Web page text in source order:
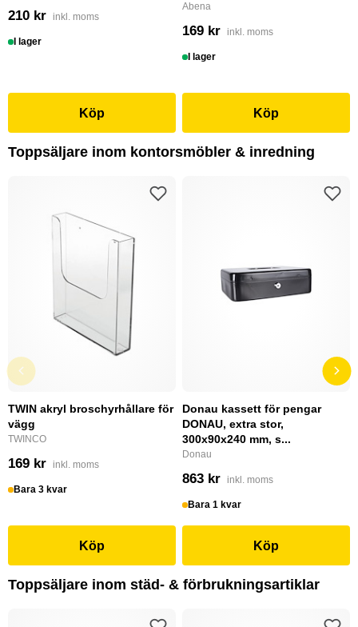
210 kr inkl. moms
I lager
Köp
Abena
169 kr inkl. moms
I lager
Köp
Toppsäljare inom kontorsmöbler & inredning
TWIN akryl broschyrhållare för
vägg
TWINCO
169 kr inkl. moms
Bara 3 kvar
Köp
Donau kassett för pengar
DONAU, extra stor,
300x90x240 mm, s...
Donau
863 kr inkl. moms
Bara 1 kvar
Köp
Toppsäljare inom städ- & förbrukningsartiklar